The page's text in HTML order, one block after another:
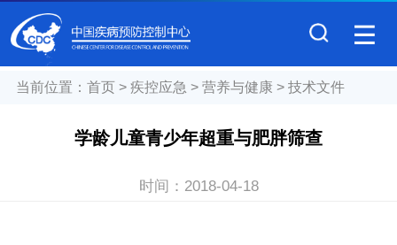
当前位置： 首页> 疾控应急 > 营养与健康 > 技术文件
学龄儿童青少年超重与肥胖筛查
时间： 2018-04-18